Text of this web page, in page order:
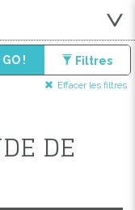
GO ! Filtres
Effacer les filtres
DE